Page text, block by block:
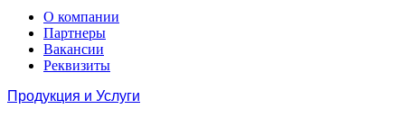
О компании
Партнеры
Вакансии
Реквизиты
Продукция и Услуги